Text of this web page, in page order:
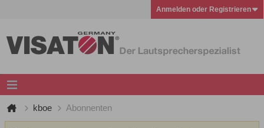
Anmelden oder Registrieren
kboe Abonnenten